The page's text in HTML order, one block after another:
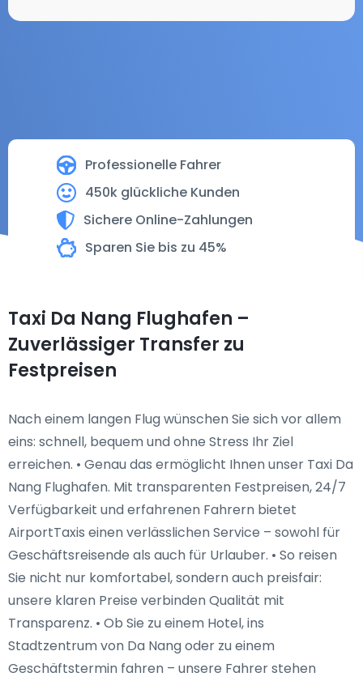
Professionelle Fahrer
450k glückliche Kunden
Sichere Online-Zahlungen
Sparen Sie bis zu 45%
Taxi Da Nang Flughafen –
Zuverlässiger Transfer zu
Festpreisen
Nach einem langen Flug wünschen Sie sich vor allem
eins: schnell, bequem und ohne Stress Ihr Ziel
erreichen. • Genau das ermöglicht Ihnen unser Taxi Da
Nang Flughafen. Mit transparenten Festpreisen, 24/7
Verfügbarkeit und erfahrenen Fahrern bietet
AirportTaxis einen verlässlichen Service – sowohl für
Geschäftsreisende als auch für Urlauber. • So reisen
Sie nicht nur komfortabel, sondern auch preisfair:
unsere klaren Preise verbinden Qualität mit
Transparenz. • Ob Sie zu einem Hotel, ins
Stadtzentrum von Da Nang oder zu einem
Geschäftstermin fahren – unsere Fahrer stehen